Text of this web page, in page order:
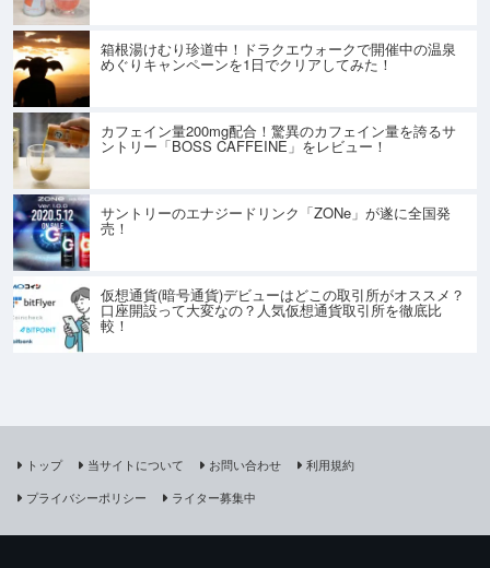
箱根湯けむり珍道中！ドラクエウォークで開催中の温泉
めぐりキャンペーンを1日でクリアしてみた！
カフェイン量200mg配合！驚異のカフェイン量を誇るサ
ントリー「BOSS CAFFEINE」をレビュー！
サントリーのエナジードリンク「ZONe」が遂に全国発
売！
仮想通貨(暗号通貨)デビューはどこの取引所がオススメ？
口座開設って大変なの？人気仮想通貨取引所を徹底比
較！
トップ 当サイトについて お問い合わせ
利用規約
プライバシーポリシー
ライター募集中